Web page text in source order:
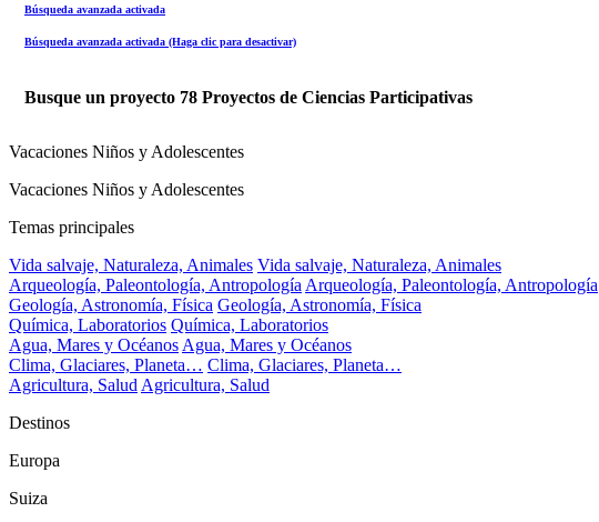
Búsqueda avanzada activada
Búsqueda avanzada activada (Haga clic para desactivar)
Busque un proyecto 78 Proyectos de Ciencias Participativas
Vacaciones Niños y Adolescentes
Vacaciones Niños y Adolescentes
Temas principales
Vida salvaje, Naturaleza, Animales Vida salvaje, Naturaleza, Animales
Arqueología, Paleontología, AntropologíaArqueología, Paleontología, Antropología
Geología, Astronomía, Física Geología, Astronomía, Física
Química, Laboratorios Química, Laboratorios
Agua, Mares y OcéanosAgua, Mares y Océanos
Clima, Glaciares, Planeta… Clima, Glaciares, Planeta…
Agricultura, SaludAgricultura, Salud
Destinos
Europa
Suiza